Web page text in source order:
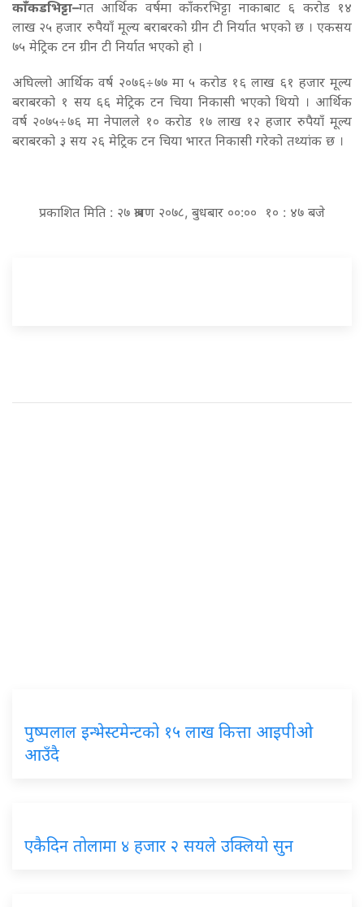
काँकडभिट्टा–गत आर्थिक वर्षमा काँकरभिट्टा नाकाबाट ६ करोड १४
लाख २५ हजार रुपैयाँ मूल्य बराबरको ग्रीन टी निर्यात भएको छ । एकसय
७५ मेट्रिक टन ग्रीन टी निर्यात भएको हो ।
अघिल्लो आर्थिक वर्ष २०७६÷७७ मा ५ करोड १६ लाख ६१ हजार मूल्य
बराबरको १ सय ६६ मेट्रिक टन चिया निकासी भएको थियो । आर्थिक
वर्ष २०७५÷७६ मा नेपालले १० करोड १७ लाख १२ हजार रुपैयाँ मूल्य
बराबरको ३ सय २६ मेट्रिक टन चिया भारत निकासी गरेको तथ्यांक छ ।
प्रकाशित मिति : २७ श्रावण २०७८, बुधबार ००:०० १० : ४७ बजे
पुष्पलाल इन्भेस्टमेन्टको १५ लाख कित्ता आइपीओ
आउँदै
एकैदिन तोलामा ४ हजार २ सयले उक्लियो सुन